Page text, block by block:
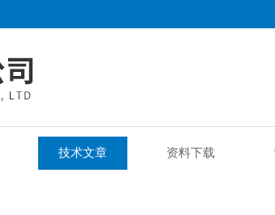
技术文章 资料下载